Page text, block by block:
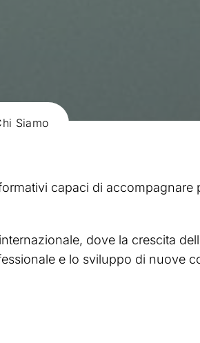
Siamo
capaci di
dove la crescita
e lo sviluppo di nuove